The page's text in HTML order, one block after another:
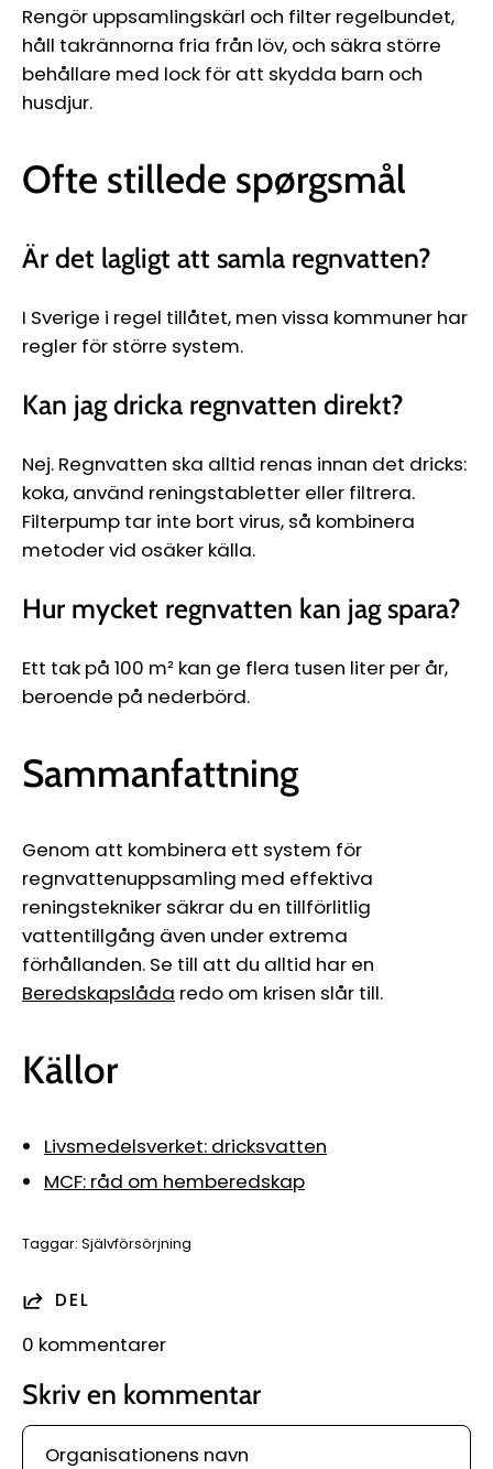
Rengör uppsamlingskärl och filter regelbundet,
håll takrännorna fria från löv, och säkra större
behållare med lock för att skydda barn och
husdjur.
Ofte stillede spørgsmål
Är det lagligt att samla regnvatten?
I Sverige i regel tillåtet, men vissa kommuner har
regler för större system.
Kan jag dricka regnvatten direkt?
Nej. Regnvatten ska alltid renas innan det dricks:
koka, använd reningstabletter eller filtrera.
Filterpump tar inte bort virus, så kombinera
metoder vid osäker källa.
Hur mycket regnvatten kan jag spara?
Ett tak på 100 m² kan ge flera tusen liter per år,
beroende på nederbörd.
Sammanfattning
Genom att kombinera ett system för
regnvattenuppsamling med effektiva
reningstekniker säkrar du en tillförlitlig
vattentillgång även under extrema
förhållanden. Se till att du alltid har en
Beredskapslåda redo om krisen slår till.
Källor
Livsmedelsverket: dricksvatten
MCF: råd om hemberedskap
Taggar: Självförsörjning
DEL
0 kommentarer
Skriv en kommentar
Organisationens